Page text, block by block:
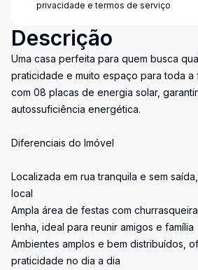
privacidade e termos de serviço
Descrição
Uma casa perfeita para quem busca
praticidade e muito espaço para toda a
com 08 placas de energia solar,
autossuficiência energética.
Diferenciais do Imóvel
Localizada em rua tranquila e sem
local
Ampla área de festas com
lenha, ideal para reunir amigos e família
Ambientes amplos e bem distribuídos,
praticidade no dia a dia